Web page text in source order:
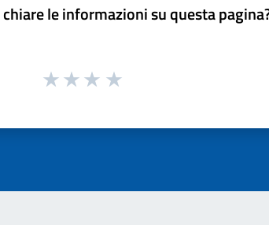
le informazioni su questa